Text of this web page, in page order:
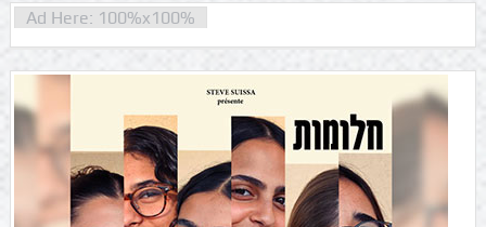
Ad Here: 100%x100%